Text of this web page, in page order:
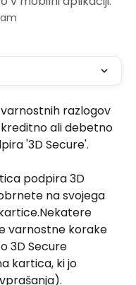
razlogov
ali debetno
'3D Secure'.
podpira 3D
na svojega
varnostne korake
3D Secure
kartica, ki jo